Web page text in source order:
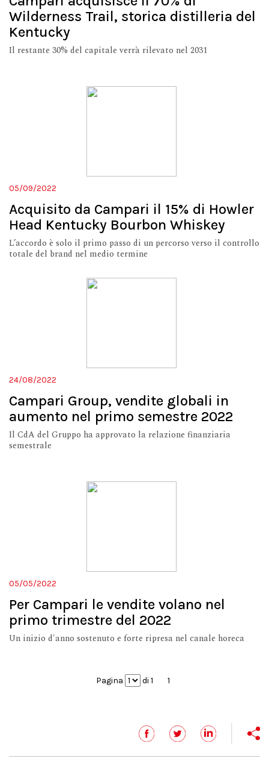
Wilderness Trail, storica distilleria del
Kentucky
Il restante 30% del capitale verrà rilevato nel 2031
05/09/2022
Acquisito da Campari il 15% di Howler
Head Kentucky Bourbon Whiskey
L’accordo è solo il primo passo di un percorso verso il controllo
totale del brand nel medio termine
24/08/2022
Campari Group, vendite globali in
aumento nel primo semestre 2022
Il CdA del Gruppo ha approvato la relazione finanziaria
semestrale
05/05/2022
Per Campari le vendite volano nel
primo trimestre del 2022
Un inizio d'anno sostenuto e forte ripresa nel canale horeca
Pagina di 1 1